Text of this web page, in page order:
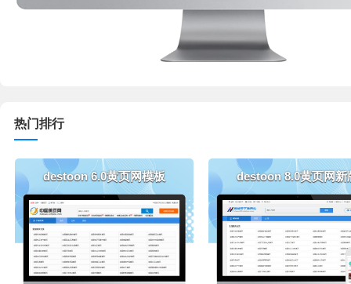
热门排行
destoon 6.0黄页网模板 destoon 8.0黄页网新